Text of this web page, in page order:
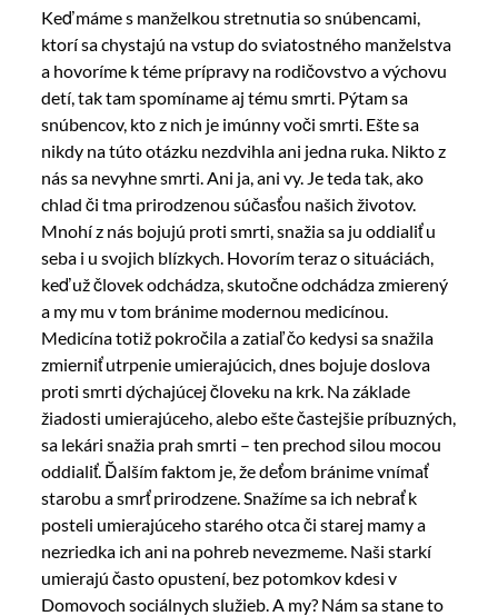
Keď máme s manželkou stretnutia so snúbencami,
ktorí sa chystajú na vstup do sviatostného manželstva
a hovoríme k téme prípravy na rodičovstvo a výchovu
detí, tak tam spomíname aj tému smrti. Pýtam sa
snúbencov, kto z nich je imúnny voči smrti. Ešte sa
nikdy na túto otázku nezdvihla ani jedna ruka. Nikto z
nás sa nevyhne smrti. Ani ja, ani vy. Je teda tak, ako
chlad či tma prirodzenou súčasťou našich životov.
Mnohí z nás bojujú proti smrti, snažia sa ju oddialiť u
seba i u svojich blízkych. Hovorím teraz o situáciách,
keď už človek odchádza, skutočne odchádza zmierený
a my mu v tom bránime modernou medicínou.
Medicína totiž pokročila a zatiaľ čo kedysi sa snažila
zmierniť utrpenie umierajúcich, dnes bojuje doslova
proti smrti dýchajúcej človeku na krk. Na základe
žiadosti umierajúceho, alebo ešte častejšie príbuzných,
sa lekári snažia prah smrti – ten prechod silou mocou
oddialiť. Ďalším faktom je, že deťom bránime vnímať
starobu a smrť prirodzene. Snažíme sa ich nebrať k
posteli umierajúceho starého otca či starej mamy a
nezriedka ich ani na pohreb nevezmeme. Naši starkí
umierajú často opustení, bez potomkov kdesi v
Domovoch sociálnych služieb. A my? Nám sa stane to